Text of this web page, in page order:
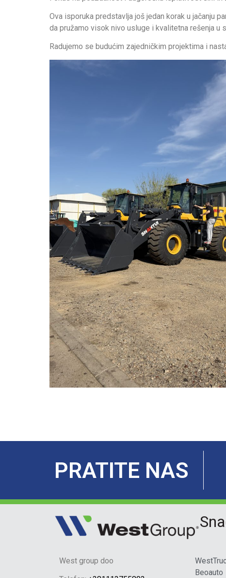
Ova isporuka predstavlja još jedan korak u jačanju
da pružamo visok nivo usluge i kvalitetna rešenja u
Radujemo se budućim zajedničkim projektima i
PRATITE NAS
West group doo
Beoauto